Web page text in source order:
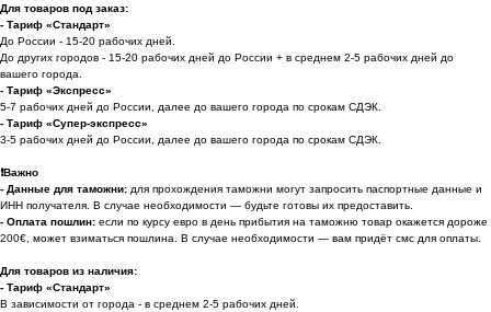
Для товаров под заказ:
- Тариф «Стандарт»
До России - 15-20 рабочих дней.
До других городов - 15-20 рабочих дней до России + в среднем 2-5 рабочих дней до
вашего города.
- Тариф «Экспресс»
5-7 рабочих дней до России, далее до вашего города по срокам СДЭК.
- Тариф «Супер-экспресс»
3-5 рабочих дней до России, далее до вашего города по срокам СДЭК.
❗️Важно
- Данные для таможни: для прохождения таможни могут запросить паспортные данные и
ИНН получателя. В случае необходимости — будьте готовы их предоставить.
- Оплата пошлин: если по курсу евро в день прибытия на таможню товар окажется дороже
200€, может взиматься пошлина. В случае необходимости — вам придёт смс для оплаты.
Для товаров из наличия:
- Тариф «Стандарт»
В зависимости от города - в среднем 2-5 рабочих дней.